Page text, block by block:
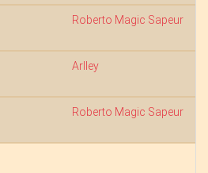
Roberto Magic Sapeur
Arlley
Roberto Magic Sapeur